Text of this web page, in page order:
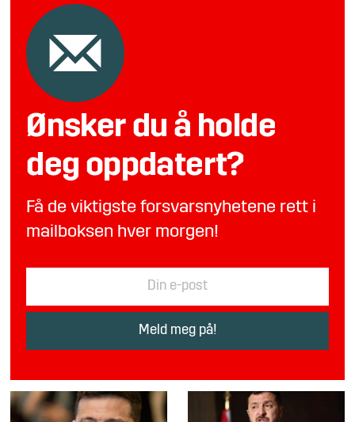
Ønsker du å holde
deg oppdatert?
Få de viktigste forsvarsnyhetene rett i
mailboksen hver morgen!